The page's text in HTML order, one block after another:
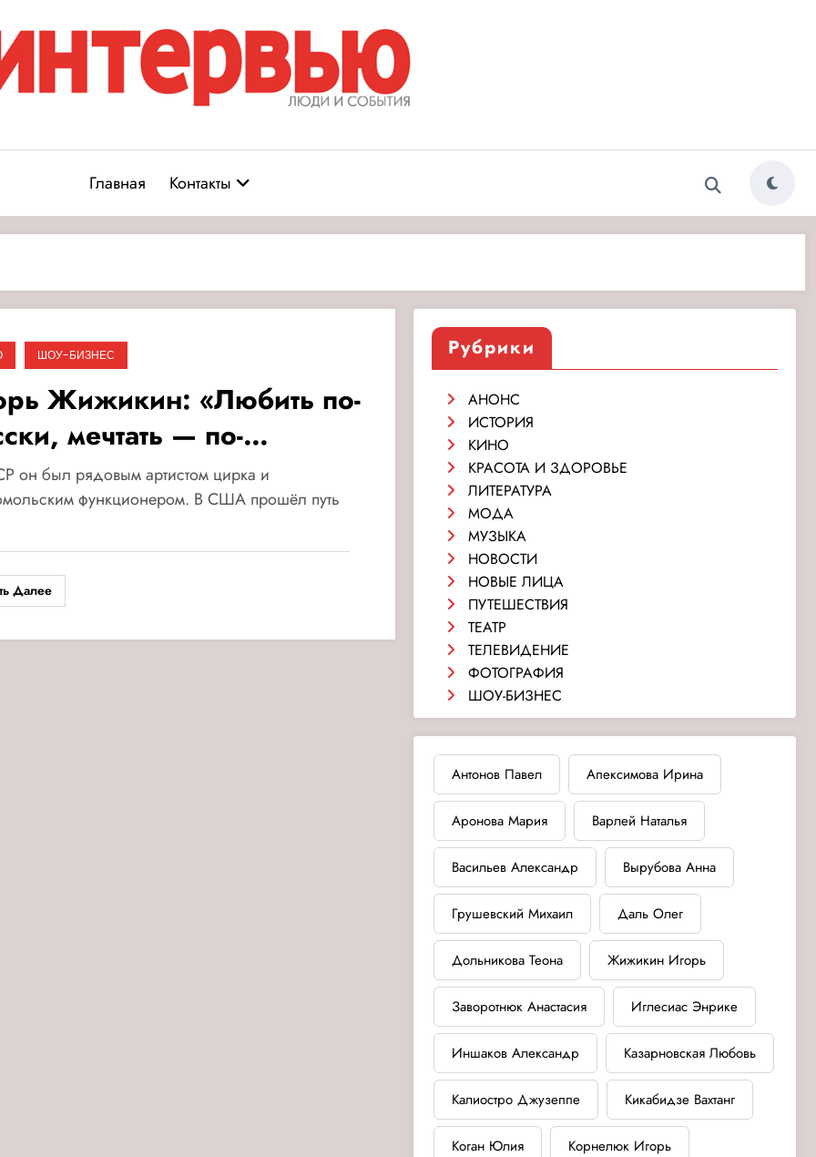
«Интервью: Люди и события»
Главная
Контакты
ШОУ-БИЗНЕС
Жижикин: «Любить по-
мечтать — по-
он был рядовым артистом цирка и
функционером. В США прошёл путь
Далее
Рубрики
АНОНС
ИСТОРИЯ
КИНО
КРАСОТА И ЗДОРОВЬЕ
ЛИТЕРАТУРА
МОДА
МУЗЫКА
НОВОСТИ
НОВЫЕ ЛИЦА
ПУТЕШЕСТВИЯ
ТЕАТР
ТЕЛЕВИДЕНИЕ
ФОТОГРАФИЯ
ШОУ-БИЗНЕС
Антонов Павел Апексимова Ирина
Аронова Мария Варлей Наталья
Васильев Александр Вырубова Анна
Грушевский Михаил Даль Олег
Дольникова Теона Жижикин Игорь
Заворотнюк Анастасия Иглесиас Энрике
Иншаков Александр Казарновская Любовь
Калиостро Джузеппе Кикабидзе Вахтанг
Коган Юлия Корнелюк Игорь